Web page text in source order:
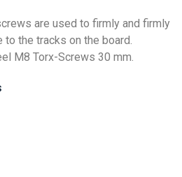
are used to firmly and firmly
the tracks on the board.
M8 Torx-Screws 30 mm.